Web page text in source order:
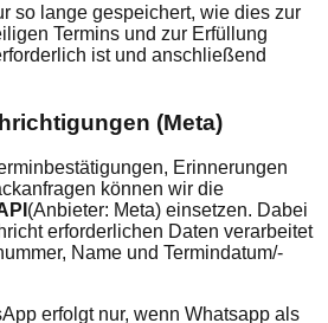
so lange gespeichert, wie dies zur
Termins und zur Erfüllung
ist und anschließend
(Meta)
Erinnerungen
können wir die
(Anbieter: Meta) einsetzen. Dabei
erforderlichen Daten verarbeitet
Name und Termindatum/-
erfolgt nur, wenn Whatsapp als